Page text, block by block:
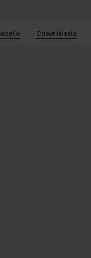
Downloads